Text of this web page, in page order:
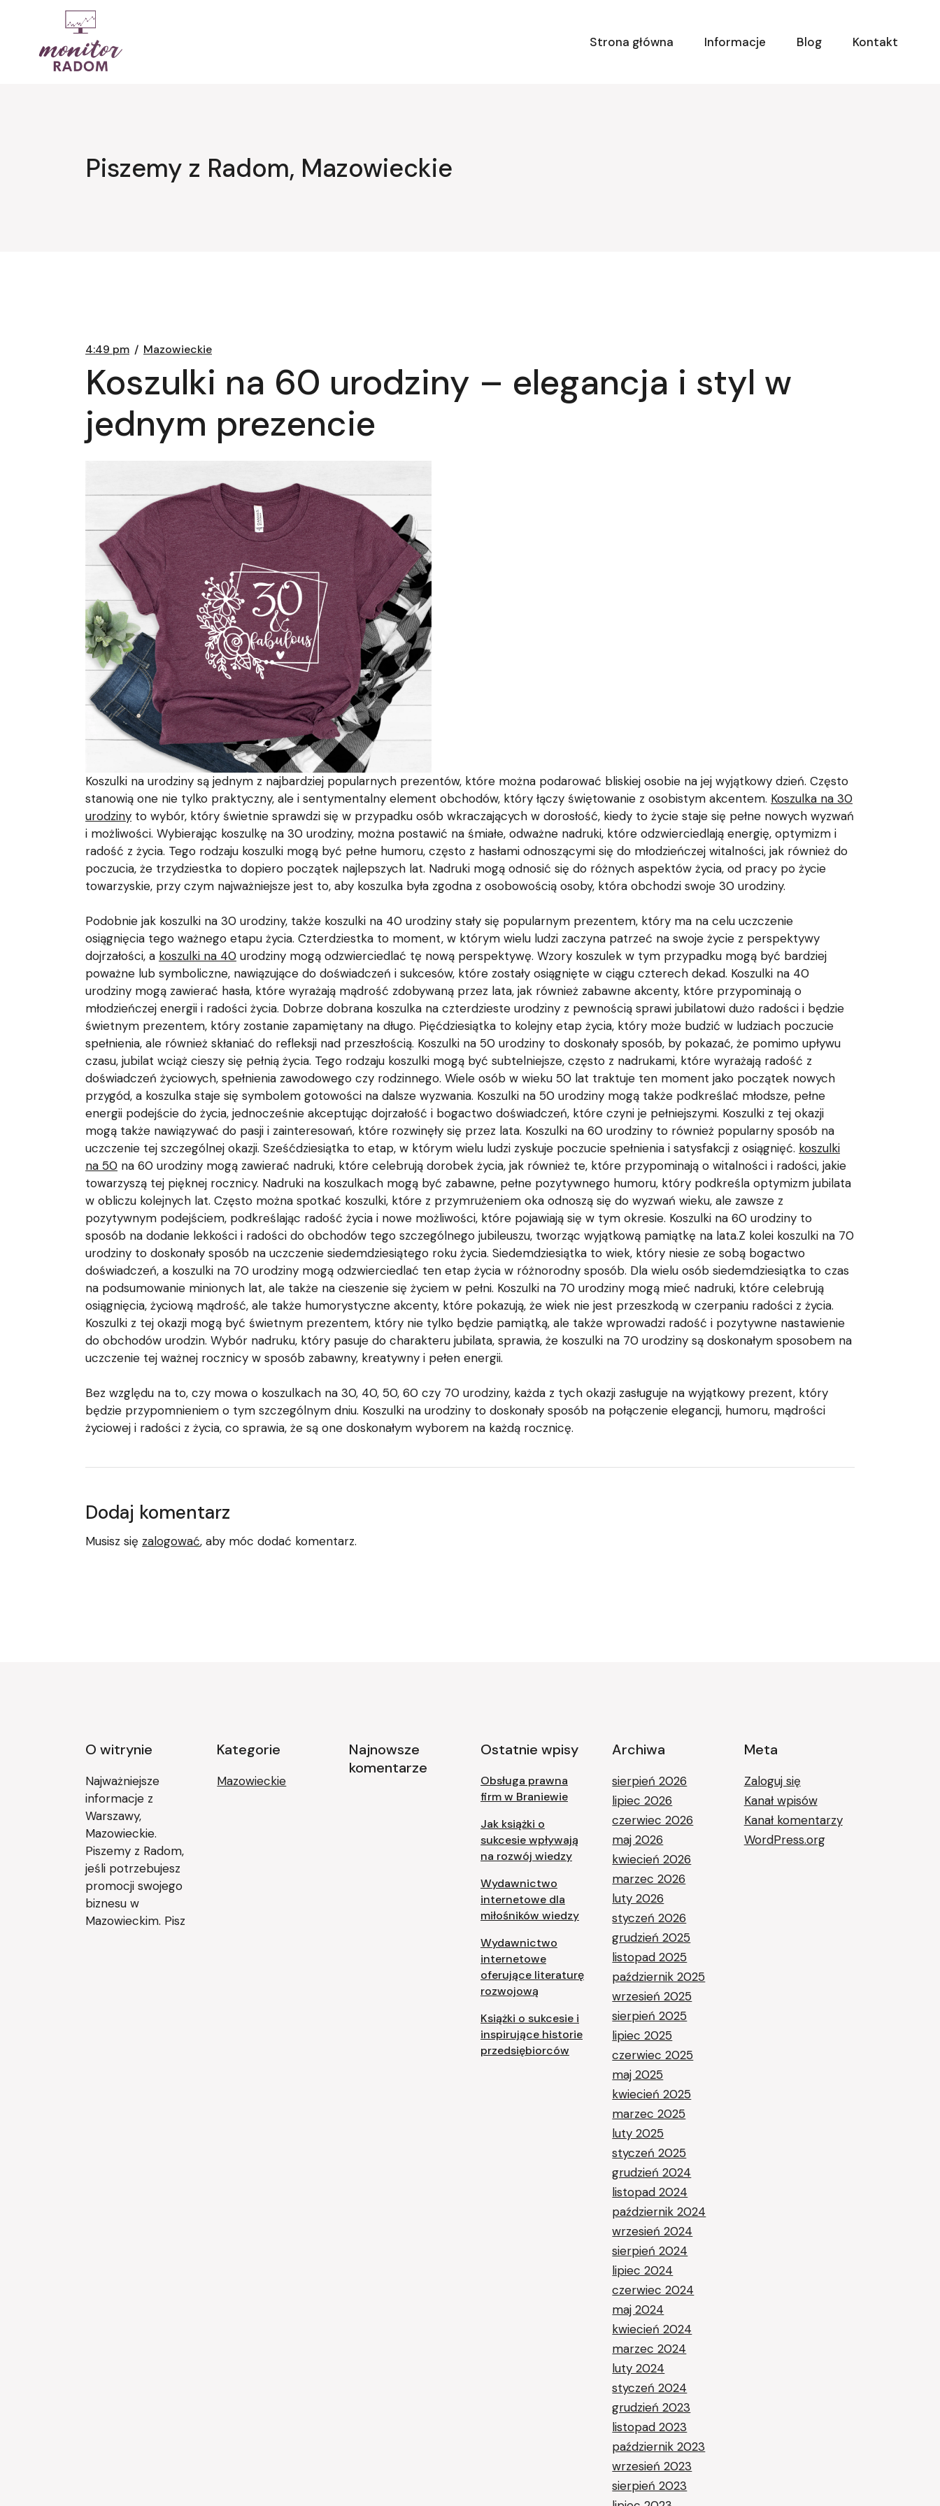
Strona główna
Informacje Blog Kontakt
Piszemy z Radom, Mazowieckie
4:49 pm Mazowieckie
Koszulki na 60 urodziny – elegancja i styl w
jednym prezencie
Koszulki na urodziny są jednym z najbardziej popularnych prezentów, które można podarować bliskiej osobie na jej wyjątkowy dzień. Często
stanowią one nie tylko praktyczny, ale i sentymentalny element obchodów, który łączy świętowanie z osobistym akcentem. Koszulka na 30
urodziny to wybór, który świetnie sprawdzi się w przypadku osób wkraczających w dorosłość, kiedy to życie staje się pełne nowych wyzwań
i możliwości. Wybierając koszulkę na 30 urodziny, można postawić na śmiałe, odważne nadruki, które odzwierciedlają energię, optymizm i
radość z życia. Tego rodzaju koszulki mogą być pełne humoru, często z hasłami odnoszącymi się do młodzieńczej witalności, jak również do
poczucia, że trzydziestka to dopiero początek najlepszych lat. Nadruki mogą odnosić się do różnych aspektów życia, od pracy po życie
towarzyskie, przy czym najważniejsze jest to, aby koszulka była zgodna z osobowością osoby, która obchodzi swoje 30 urodziny.
Podobnie jak koszulki na 30 urodziny, także koszulki na 40 urodziny stały się popularnym prezentem, który ma na celu uczczenie
osiągnięcia tego ważnego etapu życia. Czterdziestka to moment, w którym wielu ludzi zaczyna patrzeć na swoje życie z perspektywy
dojrzałości, a koszulki na 40 urodziny mogą odzwierciedlać tę nową perspektywę. Wzory koszulek w tym przypadku mogą być bardziej
poważne lub symboliczne, nawiązujące do doświadczeń i sukcesów, które zostały osiągnięte w ciągu czterech dekad. Koszulki na 40
urodziny mogą zawierać hasła, które wyrażają mądrość zdobywaną przez lata, jak również zabawne akcenty, które przypominają o
młodzieńczej energii i radości życia. Dobrze dobrana koszulka na czterdzieste urodziny z pewnością sprawi jubilatowi dużo radości i będzie
świetnym prezentem, który zostanie zapamiętany na długo. Pięćdziesiątka to kolejny etap życia, który może budzić w ludziach poczucie
spełnienia, ale również skłaniać do refleksji nad przeszłością. Koszulki na 50 urodziny to doskonały sposób, by pokazać, że pomimo upływu
czasu, jubilat wciąż cieszy się pełnią życia. Tego rodzaju koszulki mogą być subtelniejsze, często z nadrukami, które wyrażają radość z
doświadczeń życiowych, spełnienia zawodowego czy rodzinnego. Wiele osób w wieku 50 lat traktuje ten moment jako początek nowych
przygód, a koszulka staje się symbolem gotowości na dalsze wyzwania. Koszulki na 50 urodziny mogą także podkreślać młodsze, pełne
energii podejście do życia, jednocześnie akceptując dojrzałość i bogactwo doświadczeń, które czyni je pełniejszymi. Koszulki z tej okazji
mogą także nawiązywać do pasji i zainteresowań, które rozwinęły się przez lata. Koszulki na 60 urodziny to również popularny sposób na
uczczenie tej szczególnej okazji. Sześćdziesiątka to etap, w którym wielu ludzi zyskuje poczucie spełnienia i satysfakcji z osiągnięć. koszulki
na 50 na 60 urodziny mogą zawierać nadruki, które celebrują dorobek życia, jak również te, które przypominają o witalności i radości, jakie
towarzyszą tej pięknej rocznicy. Nadruki na koszulkach mogą być zabawne, pełne pozytywnego humoru, który podkreśla optymizm jubilata
w obliczu kolejnych lat. Często można spotkać koszulki, które z przymrużeniem oka odnoszą się do wyzwań wieku, ale zawsze z
pozytywnym podejściem, podkreślając radość życia i nowe możliwości, które pojawiają się w tym okresie. Koszulki na 60 urodziny to
sposób na dodanie lekkości i radości do obchodów tego szczególnego jubileuszu, tworząc wyjątkową pamiątkę na lata.Z kolei koszulki na 70
urodziny to doskonały sposób na uczczenie siedemdziesiątego roku życia. Siedemdziesiątka to wiek, który niesie ze sobą bogactwo
doświadczeń, a koszulki na 70 urodziny mogą odzwierciedlać ten etap życia w różnorodny sposób. Dla wielu osób siedemdziesiątka to czas
na podsumowanie minionych lat, ale także na cieszenie się życiem w pełni. Koszulki na 70 urodziny mogą mieć nadruki, które celebrują
osiągnięcia, życiową mądrość, ale także humorystyczne akcenty, które pokazują, że wiek nie jest przeszkodą w czerpaniu radości z życia.
Koszulki z tej okazji mogą być świetnym prezentem, który nie tylko będzie pamiątką, ale także wprowadzi radość i pozytywne nastawienie
do obchodów urodzin. Wybór nadruku, który pasuje do charakteru jubilata, sprawia, że koszulki na 70 urodziny są doskonałym sposobem na
uczczenie tej ważnej rocznicy w sposób zabawny, kreatywny i pełen energii.
Bez względu na to, czy mowa o koszulkach na 30, 40, 50, 60 czy 70 urodziny, każda z tych okazji zasługuje na wyjątkowy prezent, który
będzie przypomnieniem o tym szczególnym dniu. Koszulki na urodziny to doskonały sposób na połączenie elegancji, humoru, mądrości
życiowej i radości z życia, co sprawia, że są one doskonałym wyborem na każdą rocznicę.
Dodaj komentarz
Musisz się zalogować, aby móc dodać komentarz.
O witrynie
Najważniejsze
informacje z
Warszawy,
Mazowieckie.
Piszemy z Radom,
jeśli potrzebujesz
promocji swojego
biznesu w
Mazowieckim. Pisz
Kategorie
Mazowieckie
Najnowsze
komentarze
Ostatnie wpisy
Obsługa prawna
firm w Braniewie
Jak książki o
sukcesie wpływają
na rozwój wiedzy
Wydawnictwo
internetowe dla
miłośników wiedzy
Wydawnictwo
internetowe
oferujące literaturę
rozwojową
Książki o sukcesie i
inspirujące historie
przedsiębiorców
Archiwa
sierpień 2026
lipiec 2026
czerwiec 2026
maj 2026
kwiecień 2026
marzec 2026
luty 2026
styczeń 2026
grudzień 2025
listopad 2025
październik 2025
wrzesień 2025
sierpień 2025
lipiec 2025
czerwiec 2025
maj 2025
kwiecień 2025
marzec 2025
luty 2025
styczeń 2025
grudzień 2024
listopad 2024
październik 2024
wrzesień 2024
sierpień 2024
lipiec 2024
czerwiec 2024
maj 2024
kwiecień 2024
marzec 2024
luty 2024
styczeń 2024
grudzień 2023
listopad 2023
październik 2023
wrzesień 2023
sierpień 2023
Meta
Zaloguj się
Kanał wpisów
Kanał komentarzy
WordPress.org